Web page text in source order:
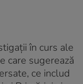
în curs ale
care sugerează
ce includ